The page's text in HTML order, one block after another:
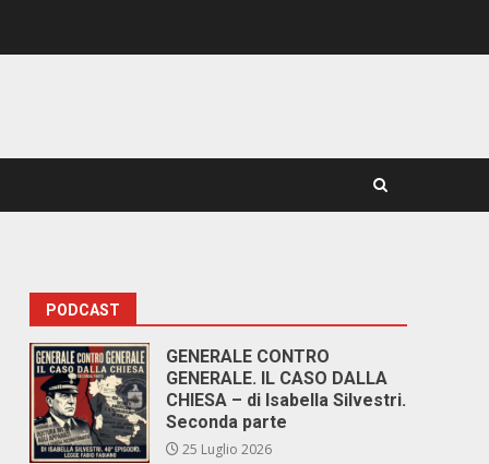
PODCAST
GENERALE CONTRO
GENERALE. IL CASO DALLA
CHIESA – di Isabella Silvestri.
Seconda parte
25 Luglio 2026